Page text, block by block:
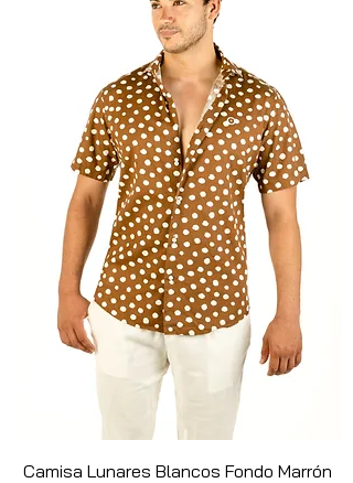
Camisa Lunares Blancos Fondo Marrón